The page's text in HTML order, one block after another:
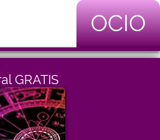
OCIO
GRATIS